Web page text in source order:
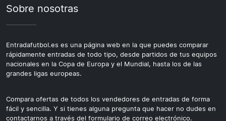
Sobre nosotras
Entradafutbol.es es una página web en la que puedes comparar
rápidamente entradas de todo tipo, desde partidos de tus equipos
nacionales en la Copa de Europa y el Mundial, hasta los de las
grandes ligas europeas.
Compara ofertas de todos los vendedores de entradas de forma
fácil y sencilla. Y si tienes alguna pregunta que hacer no dudes en
contactarnos a través del formulario de correo electrónico.